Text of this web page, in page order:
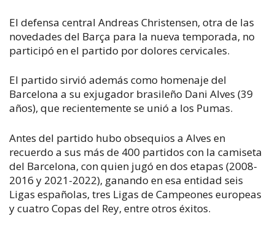
El defensa central Andreas Christensen, otra de las
novedades del Barça para la nueva temporada, no
participó en el partido por dolores cervicales.
El partido sirvió además como homenaje del
Barcelona a su exjugador brasileño Dani Alves (39
años), que recientemente se unió a los Pumas.
Antes del partido hubo obsequios a Alves en
recuerdo a sus más de 400 partidos con la camiseta
del Barcelona, con quien jugó en dos etapas (2008-
2016 y 2021-2022), ganando en esa entidad seis
Ligas españolas, tres Ligas de Campeones europeas
y cuatro Copas del Rey, entre otros éxitos.